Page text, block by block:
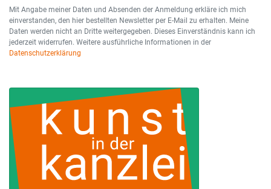
Mit Angabe meiner Daten und Absenden der Anmeldung erkläre ich mich
einverstanden, den hier bestellten Newsletter per E-Mail zu erhalten. Meine
Daten werden nicht an Dritte weitergegeben. Dieses Einverständnis kann ich
jederzeit widerrufen. Weitere ausführliche Informationen in der
Datenschutzerklärung